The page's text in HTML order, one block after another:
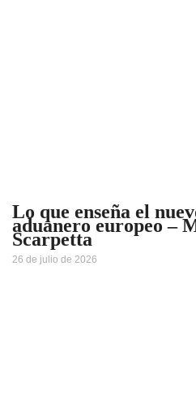
Lo que enseña el
aduanero europeo –
Scarpetta
26 de julio de 2026